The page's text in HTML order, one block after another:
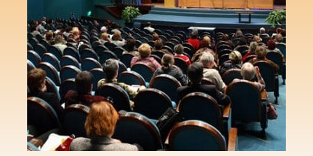
Ver todos
Educação
Downloads
Área Científica
S.I.N. OnBoard
Onde estamos